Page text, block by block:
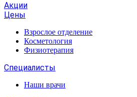
Акции
Цены
Взрослое отделение
Косметология
Физиотерапия
Специалисты
Наши врачи